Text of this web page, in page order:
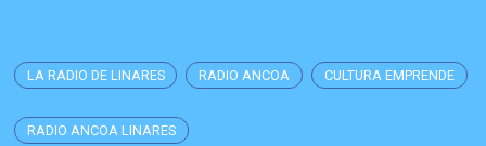
LA RADIO DE LINARES RADIO ANCOA CULTURA EMPRENDE
RADIO ANCOA LINARES